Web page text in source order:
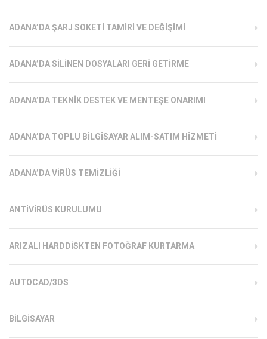
ADANA’DA ŞARJ SOKETI TAMIRI VE DEĞIŞIMI
ADANA’DA SILINEN DOSYALARI GERI GETIRME
ADANA’DA TEKNIK DESTEK VE MENTEŞE ONARIMI
ADANA’DA TOPLU BILGISAYAR ALIM-SATIM HIZMETI
ADANA’DA VIRÜS TEMIZLIĞI
ANTIVIRÜS KURULUMU
ARIZALI HARDDISKTEN FOTOĞRAF KURTARMA
AUTOCAD/3DS
BILGISAYAR